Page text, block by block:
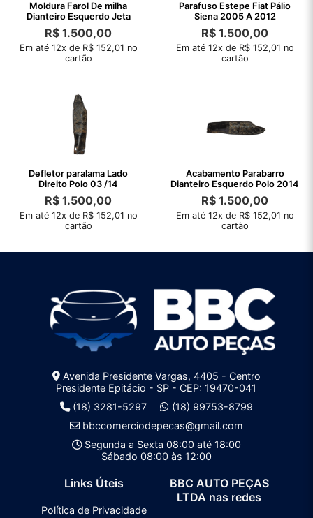
Moldura Farol De milha
Dianteiro Esquerdo Jeta
R$ 1.500,00
Em até 12x de R$ 152,01 no
cartão
Parafuso Estepe Fiat Pálio
Siena 2005 A 2012
R$ 1.500,00
Em até 12x de R$ 152,01 no
cartão
Defletor paralama Lado
Direito Polo 03 /14
R$ 1.500,00
Em até 12x de R$ 152,01 no
cartão
Acabamento Parabarro
Dianteiro Esquerdo Polo 2014
R$ 1.500,00
Em até 12x de R$ 152,01 no
cartão
Avenida Presidente Vargas, 4405 - Centro
Presidente Epitácio - SP - CEP: 19470-041
(18) 3281-5297
(18) 99753-8799
bbccomerciodepecas@gmail.com
Segunda a Sexta 08:00 até 18:00
Sábado 08:00 às 12:00
Links Úteis
Política de Privacidade
BBC AUTO PEÇAS
LTDA nas redes